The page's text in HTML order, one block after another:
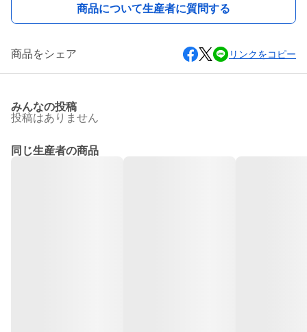
商品について生産者に質問する
商品をシェア リンクをコピー
みんなの投稿
投稿はありません
同じ生産者の商品